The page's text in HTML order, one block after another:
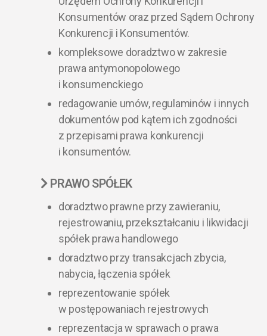
Konsumentów oraz przed Sądem Ochrony
Konkurencji i Konsumentów.
kompleksowe doradztwo w zakresie
prawa antymonopolowego
i konsumenckiego
redagowanie umów, regulaminów i innych
dokumentów pod kątem ich zgodności
z przepisami prawa konkurencji
i konsumentów.
PRAWO SPÓŁEK
doradztwo prawne przy zawieraniu,
rejestrowaniu, przekształcaniu i likwidacji
spółek prawa handlowego
doradztwo przy transakcjach zbycia,
nabycia, łączenia spółek
reprezentowanie spółek
w postępowaniach rejestrowych
reprezentacja w sprawach o prawa